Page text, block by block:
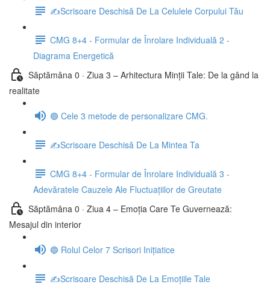
✍️Scrisoare Deschisă De La Celulele Corpului Tău
CMG 8+4 - Formular de Înrolare Individuală 2 -
Diagrama Energetică
Săptămâna 0 · Ziua 3 – Arhitectura Minții Tale: De la gând la
realitate
🟢 Cele 3 metode de personalizare CMG.
✍️Scrisoare Deschisă De La Mintea Ta
CMG 8+4 - Formular de Înrolare Individuală 3 -
Adevăratele Cauzele Ale Fluctuațiilor de Greutate
Săptămâna 0 · Ziua 4 – Emoția Care Te Guvernează:
Mesajul din interior
🔵 Rolul Celor 7 Scrisori Inițiatice
✍️Scrisoare Deschisă De La Emoțiile Tale